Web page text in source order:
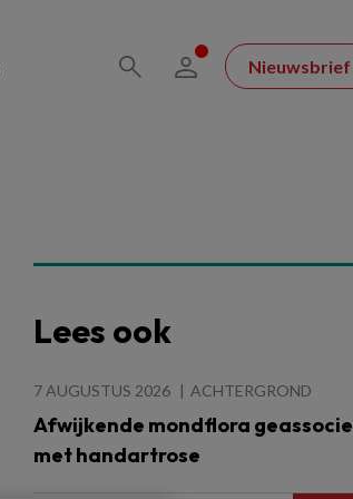
Nieuwsbrief
Lees ook
7 AUGUSTUS 2026 ACHTERGROND
Afwijkende mondflora
met handartrose